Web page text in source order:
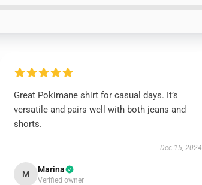
Great Pokimane shirt for casual days. It’s
versatile and pairs well with both jeans and
shorts.
Dec 15, 2024
M Marina
Verified owner